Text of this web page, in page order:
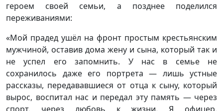
героем своей семьи, а позднее поделился
переживаниями:
«Мой прадед ушёл на фронт простым крестьянским
мужчиной, оставив дома жену и сына, который так и
не успел его запомнить. У нас в семье не
сохранилось даже его портрета — лишь устные
рассказы, передававшиеся от отца к сыну, который
вырос, воспитал нас и передал эту память — через